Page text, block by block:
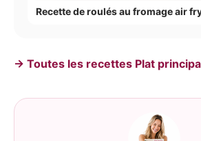
Recette de roulés au fromage air
→ Toutes les recettes Plat